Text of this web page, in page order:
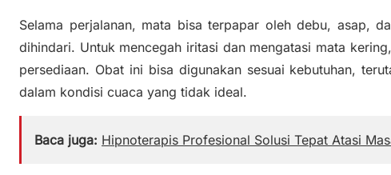
Selama perjalanan, mata bisa terpapar oleh debu, asap,
dihindari. Untuk mencegah iritasi dan mengatasi mata
persediaan. Obat ini bisa digunakan sesuai kebutuhan,
dalam kondisi cuaca yang tidak ideal.
Baca juga: Hipnoterapis Profesional Solusi Tepat Atasi